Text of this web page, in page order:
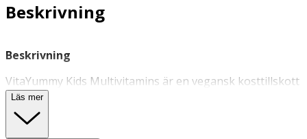
Beskrivning
Beskrivning
VitaYummy Kids Multivitamins är en vegansk kosttillskott
för barn som innehåller flera vitaminer som bidrar till
kroppens normala funktioner. Tuggvitaminen i form av
gummibjörnarna innehåller bland annat vitamin A, D, E,
Läs mer